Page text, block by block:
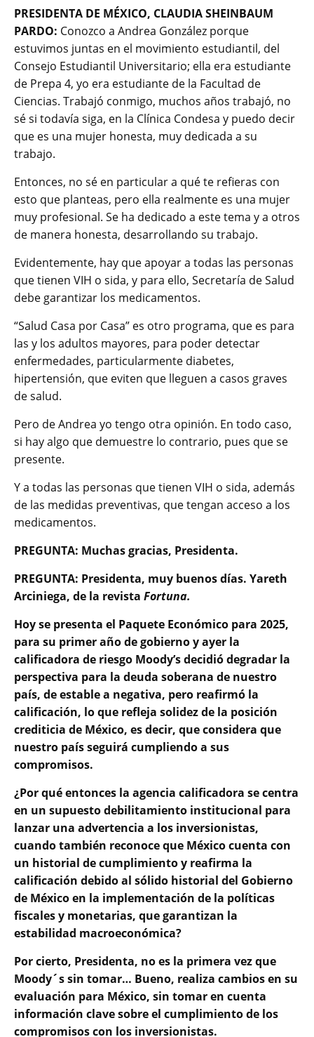
PRESIDENTA DE MÉXICO, CLAUDIA SHEINBAUM
PARDO: Conozco a Andrea González porque
estuvimos juntas en el movimiento estudiantil, del
Consejo Estudiantil Universitario; ella era estudiante
de Prepa 4, yo era estudiante de la Facultad de
Ciencias. Trabajó conmigo, muchos años trabajó, no
sé si todavía siga, en la Clínica Condesa y puedo decir
que es una mujer honesta, muy dedicada a su
trabajo.
Entonces, no sé en particular a qué te refieras con
esto que planteas, pero ella realmente es una mujer
muy profesional. Se ha dedicado a este tema y a otros
de manera honesta, desarrollando su trabajo.
Evidentemente, hay que apoyar a todas las personas
que tienen VIH o sida, y para ello, Secretaría de Salud
debe garantizar los medicamentos.
“Salud Casa por Casa” es otro programa, que es para
las y los adultos mayores, para poder detectar
enfermedades, particularmente diabetes,
hipertensión, que eviten que lleguen a casos graves
de salud.
Pero de Andrea yo tengo otra opinión. En todo caso,
si hay algo que demuestre lo contrario, pues que se
presente.
Y a todas las personas que tienen VIH o sida, además
de las medidas preventivas, que tengan acceso a los
medicamentos.
PREGUNTA: Muchas gracias, Presidenta.
PREGUNTA: Presidenta, muy buenos días. Yareth
Arciniega, de la revista Fortuna.
Hoy se presenta el Paquete Económico para 2025,
para su primer año de gobierno y ayer la
calificadora de riesgo Moody’s decidió degradar la
perspectiva para la deuda soberana de nuestro
país, de estable a negativa, pero reafirmó la
calificación, lo que refleja solidez de la posición
crediticia de México, es decir, que considera que
nuestro país seguirá cumpliendo a sus
compromisos.
¿Por qué entonces la agencia calificadora se centra
en un supuesto debilitamiento institucional para
lanzar una advertencia a los inversionistas,
cuando también reconoce que México cuenta con
un historial de cumplimiento y reafirma la
calificación debido al sólido historial del Gobierno
de México en la implementación de la políticas
fiscales y monetarias, que garantizan la
estabilidad macroeconómica?
Por cierto, Presidenta, no es la primera vez que
Moody´s sin tomar… Bueno, realiza cambios en su
evaluación para México, sin tomar en cuenta
información clave sobre el cumplimiento de los
compromisos con los inversionistas.